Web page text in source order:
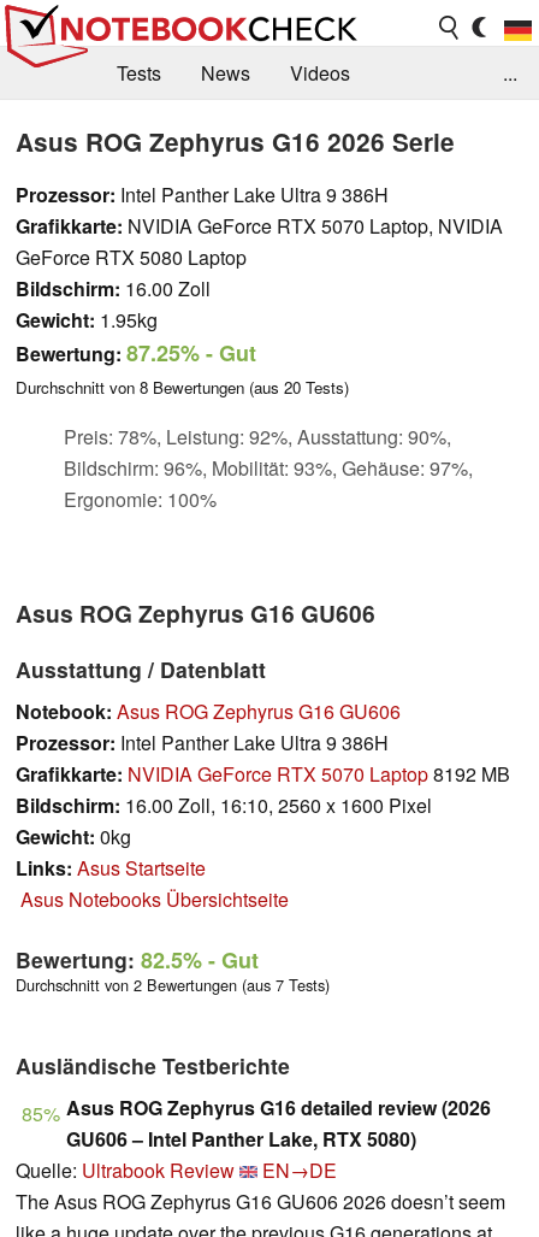
Tests News
Videos
Forum
...
Asus ROG Zephyrus G16 2026 Serie
Prozessor: Intel Panther Lake Ultra 9 386H
Grafikkarte: NVIDIA GeForce RTX 5070 Laptop, NVIDIA
GeForce RTX 5080 Laptop
Bildschirm: 16.00 Zoll
Gewicht: 1.95kg
Bewertung: 87.25%- Gut
Durchschnitt von 8 Bewertungen (aus 20 Tests)
Preis: 78%, Leistung: 92%, Ausstattung: 90%,
Bildschirm: 96%, Mobilität: 93%, Gehäuse: 97%,
Ergonomie: 100%
Asus ROG Zephyrus G16 GU606
Ausstattung / Datenblatt
Notebook: Asus ROG Zephyrus G16 GU606
Prozessor: Intel Panther Lake Ultra 9 386H
Grafikkarte: NVIDIA GeForce RTX 5070 Laptop8192 MB
Bildschirm: 16.00 Zoll, 16:10, 2560 x 1600 Pixel
Gewicht: 0kg
Links: Asus Startseite
Asus Notebooks Übersichtseite
Bewertung: 82.5%- Gut
Durchschnitt von 2 Bewertungen (aus 7 Tests)
Ausländische Testberichte
85% Asus ROG Zephyrus G16 detailed review (2026
GU606 – Intel Panther Lake, RTX 5080)
Quelle: Ultrabook Review
EN→DE
The Asus ROG Zephyrus G16 GU606 2026 doesn’t seem